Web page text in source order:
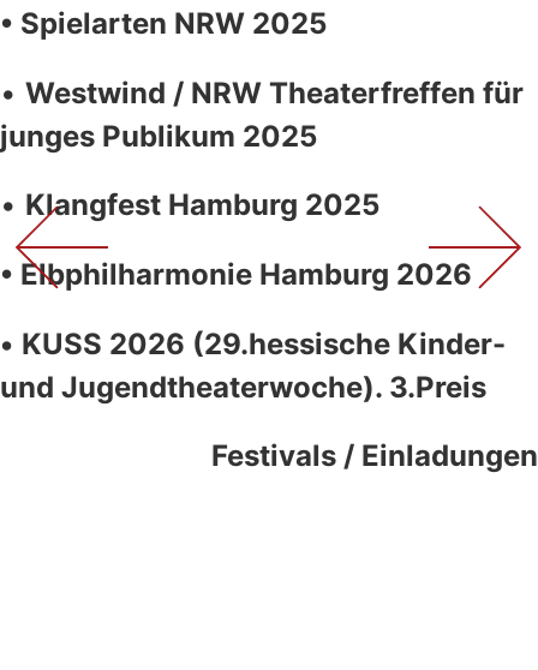
• Spielarten NRW 2025
• Westwind / NRW Theaterfreffen für
junges Publikum 2025
• Klangfest Hamburg 2025
• Elbphilharmonie Hamburg 2026
• KUSS 2026 (29.hessische Kinder-
und Jugendtheaterwoche). 3.Preis
Festivals / Einladungen